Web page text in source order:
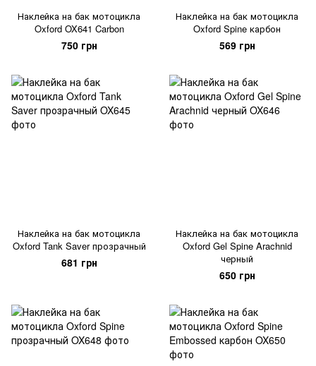
Наклейка на бак мотоцикла
Oxford OX641 Carbon
750 грн
Наклейка на бак мотоцикла
Oxford Spine карбон
569 грн
Наклейка на бак мотоцикла
Oxford Tank Saver прозрачный
681 грн
Наклейка на бак мотоцикла
Oxford Gel Spine Arachnid
черный
650 грн